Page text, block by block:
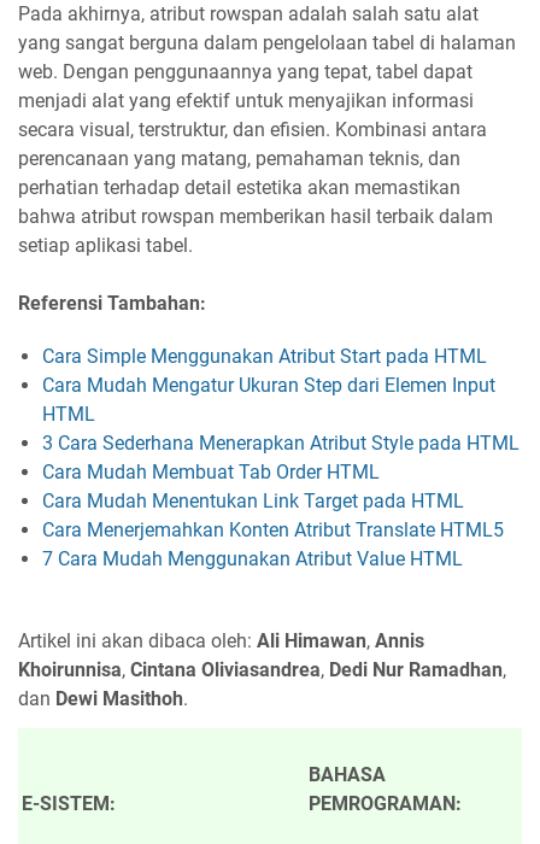
Pada akhirnya, atribut rowspan adalah salah satu alat
yang sangat berguna dalam pengelolaan tabel di halaman
web. Dengan penggunaannya yang tepat, tabel dapat
menjadi alat yang efektif untuk menyajikan informasi
secara visual, terstruktur, dan efisien. Kombinasi antara
perencanaan yang matang, pemahaman teknis, dan
perhatian terhadap detail estetika akan memastikan
bahwa atribut rowspan memberikan hasil terbaik dalam
setiap aplikasi tabel.
Referensi Tambahan:
Cara Simple Menggunakan Atribut Start pada HTML
Cara Mudah Mengatur Ukuran Step dari Elemen Input
HTML
3 Cara Sederhana Menerapkan Atribut Style pada HTML
Cara Mudah Membuat Tab Order HTML
Cara Mudah Menentukan Link Target pada HTML
Cara Menerjemahkan Konten Atribut Translate HTML5
7 Cara Mudah Menggunakan Atribut Value HTML
Artikel ini akan dibaca oleh: Ali Himawan, Annis
Khoirunnisa, Cintana Oliviasandrea, Dedi Nur Ramadhan,
dan Dewi Masithoh.
E-SISTEM:
BAHASA
PEMROGRAMAN: